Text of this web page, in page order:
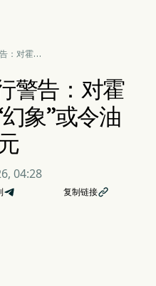
：对霍尔
警告：对霍
象”或令油
04:28
复制链接